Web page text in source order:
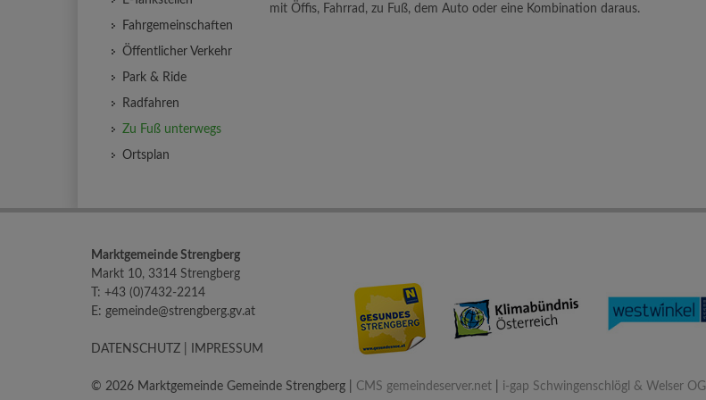
mit Öffis, Fahrrad, zu Fuß, dem Auto oder eine Kombination daraus.
Fahrgemeinschaften
Öffentlicher Verkehr
Park & Ride
Radfahren
Zu Fuß unterwegs
Ortsplan
Marktgemeinde Strengberg
Markt 10, 3314 Strengberg
T: +43 (0)7432-2214
E: gemeinde@strengberg.gv.at
DATENSCHUTZ IMPRESSUM
© 2026 Marktgemeinde Gemeinde Strengberg | CMS gemeindeserver.net i-gap Schwingenschlögl & Welser OG